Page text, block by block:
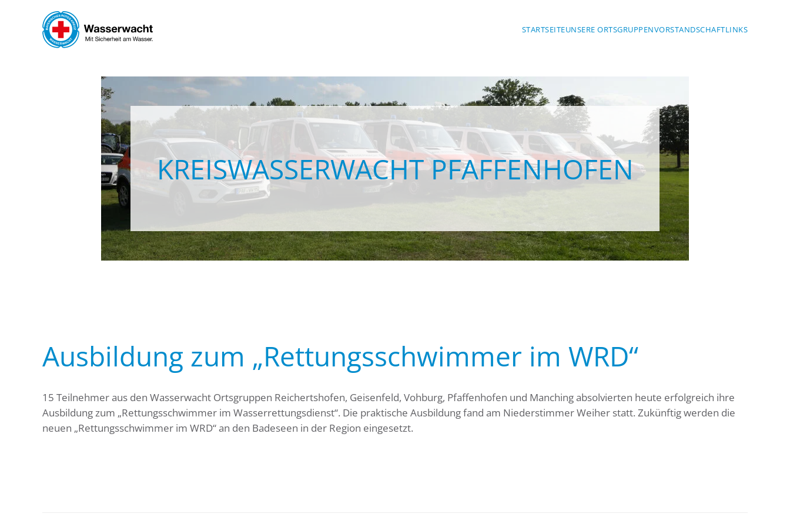
Skip to main content STARTSEITEUNSERE ORTSGRUPPENVORSTANDSCHAFTLINKS
KREISWASSERWACHT PFAFFENHOFEN
Ausbildung zum „Rettungsschwimmer im WRD“
15 Teilnehmer aus den Wasserwacht Ortsgruppen Reichertshofen, Geisenfeld, Vohburg, Pfaffenhofen und Manching absolvierten heute erfolgreich ihre
Ausbildung zum „Rettungsschwimmer im Wasserrettungsdienst“. Die praktische Ausbildung fand am Niederstimmer Weiher statt. Zukünftig werden die
neuen „Rettungsschwimmer im WRD“ an den Badeseen in der Region eingesetzt.